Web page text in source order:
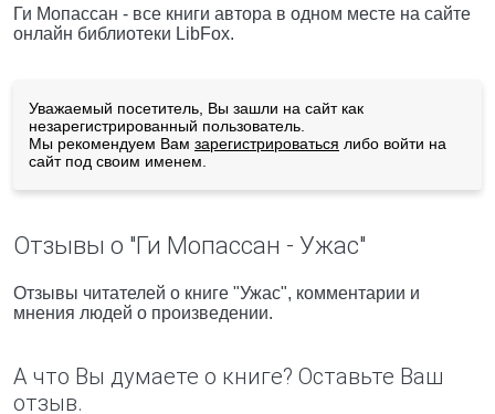
Ги Мопассан - все книги автора в одном месте на сайте
онлайн библиотеки LibFox.
Уважаемый посетитель, Вы зашли на сайт как
незарегистрированный пользователь.
Мы рекомендуем Вам зарегистрироваться либо войти на
сайт под своим именем.
Отзывы о "Ги Мопассан - Ужас"
Отзывы читателей о книге "Ужас", комментарии и
мнения людей о произведении.
А что Вы думаете о книге? Оставьте Ваш
отзыв.